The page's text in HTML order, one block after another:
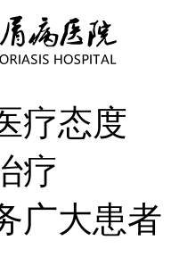
疗态度
疗
广大患者